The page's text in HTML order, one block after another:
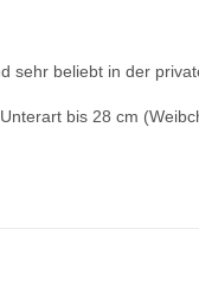
sehr beliebt in der
bis 28 cm